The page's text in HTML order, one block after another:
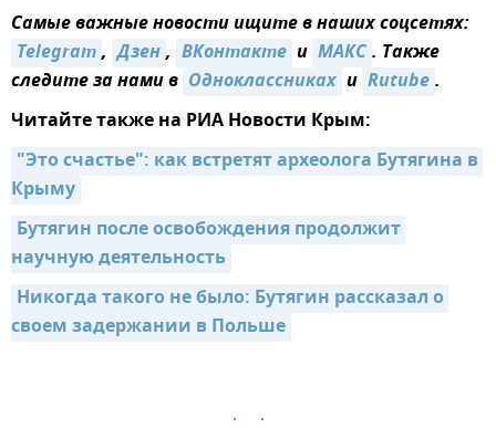
Самые важные новости ищите в наших соцсетях:
Telegram, Дзен, ВКонтакте и MAКС. Также
следите за нами в Одноклассниках и Rutube.
Читайте также на РИА Новости Крым:
"Это счастье": как встретят археолога Бутягина в
Крыму
Бутягин после освобождения продолжит
научную деятельность
Никогда такого не было: Бутягин рассказал о
своем задержании в Польше